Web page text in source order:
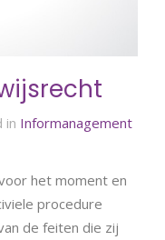
in Informanagement
het moment en
procedure
de feiten die zij